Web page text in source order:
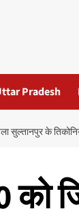
Pradesh
सुल्तानपुर के
को